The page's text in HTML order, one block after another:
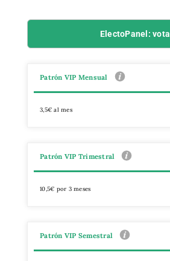
ElectoPanel: vota
Patrón VIP Mensual
3,5€ al mes
Patrón VIP Trimestral
10,5€ por 3 meses
Patrón VIP Semestral